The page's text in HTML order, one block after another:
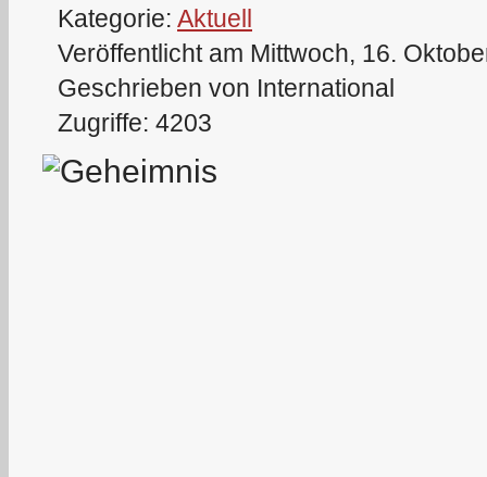
Kategorie: Aktuell
Veröffentlicht am Mittwoch, 16.
Geschrieben von International
Zugriffe: 4203